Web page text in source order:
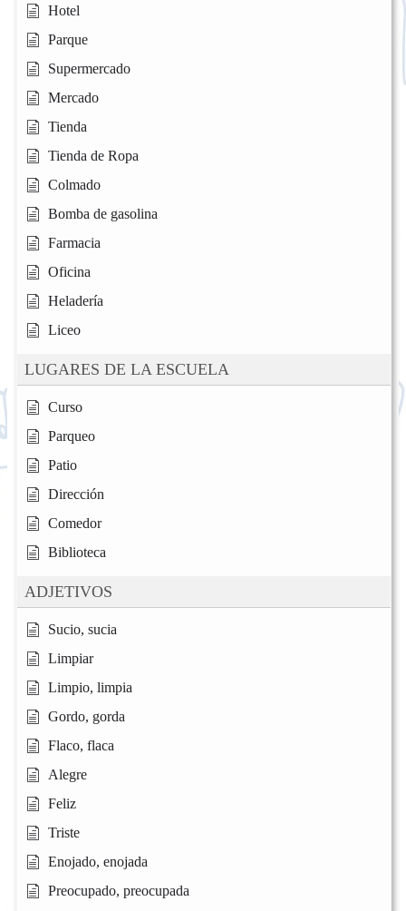
Hotel
Parque
Supermercado
Mercado
Tienda
Tienda de Ropa
Colmado
Bomba de gasolina
Farmacia
Oficina
Heladería
Liceo
LUGARES DE LA ESCUELA
Curso
Parqueo
Patio
Dirección
Comedor
Biblioteca
ADJETIVOS
Sucio, sucia
Limpiar
Limpio, limpia
Gordo, gorda
Flaco, flaca
Alegre
Feliz
Triste
Enojado, enojada
Preocupado, preocupada